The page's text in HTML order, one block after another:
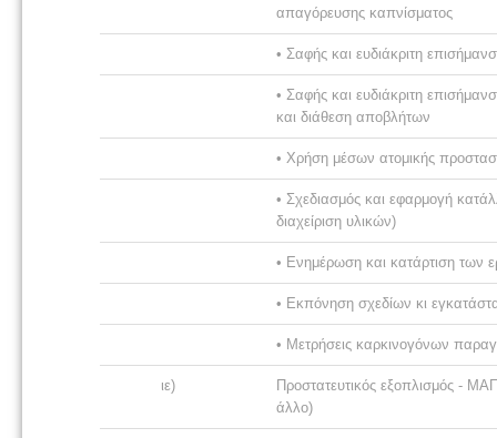
απαγόρευσης καπνίσματος
• Σαφής και ευδιάκριτη
• Σαφής και ευδιάκριτη
και διάθεση αποβλήτων
• Χρήση μέσων ατομικής
• Σχεδιασμός και εφαρμογή
διαχείριση υλικών)
• Ενημέρωση και κατάρτιση των
• Εκπόνηση σχεδίων κι
• Μετρήσεις καρκινογόνων
ιε)
Προστατευτικός εξοπλισμός -
άλλο)